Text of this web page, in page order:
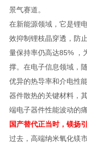
景气赛道。
在新能源领域，它是锂
效抑制锂枝晶穿透，防
量保持率仍高达85% ，
撑。在电子信息领域，
优异的热导率和介电性
器件散热的关键材料，
端电子器件性能波动的痛
国产替代正当时，镁扬
过去，高端纳米氧化镁